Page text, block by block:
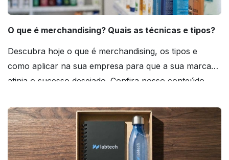
O que é merchandising? Quais as técnicas e tipos?
Descubra hoje o que é merchandising, os tipos e
como aplicar na sua empresa para que a sua marca
atinja o sucesso desejado. Confira nosso conteúdo